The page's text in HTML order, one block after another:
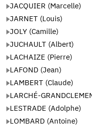
JACQUIER (Marcelle)
JARNET (Louis)
JOLY (Camille)
JUCHAULT (Albert)
LACHAIZE (Pierre)
LAFOND (Jean)
LAMBERT (Claude)
LARCHÉ-
LESTRADE (Adolphe)
LOMBARD (Antoine)